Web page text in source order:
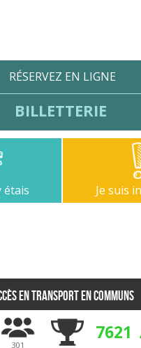
RÉSERVEZ EN LIGNE
BILLETTERIE
étais Je suis
en transport en communs
301
7621